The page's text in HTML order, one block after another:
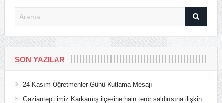
SON YAZILAR
24 Kasım Öğretmenler Günü Kutlama Mesajı
Gaziantep ilimiz Karkamış ilçesine hain terör saldırısına ilişkin